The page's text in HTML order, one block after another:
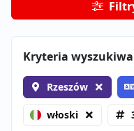
Kryteria
Rzeszów
włoski